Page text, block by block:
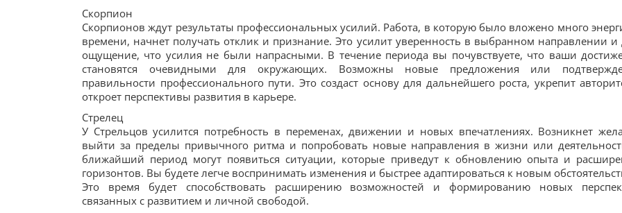
Скорпион
Скорпионов ждут результаты профессиональных усилий. Работа, в которую было вложено много
времени, начнет получать отклик и признание. Это усилит уверенность в выбранном направлении и
ощущение, что усилия не были напрасными. В течение периода вы почувствуете, что ваши
становятся очевидными для окружающих. Возможны новые предложения или
правильности профессионального пути. Это создаст основу для дальнейшего роста, укрепит
откроет перспективы развития в карьере.
Стрелец
У Стрельцов усилится потребность в переменах, движении и новых впечатлениях. Возникнет
выйти за пределы привычного ритма и попробовать новые направления в жизни или
ближайший период могут появиться ситуации, которые приведут к обновлению опыта и
горизонтов. Вы будете легче воспринимать изменения и быстрее адаптироваться к новым
Это время будет способствовать расширению возможностей и формированию новых
связанных с развитием и личной свободой.